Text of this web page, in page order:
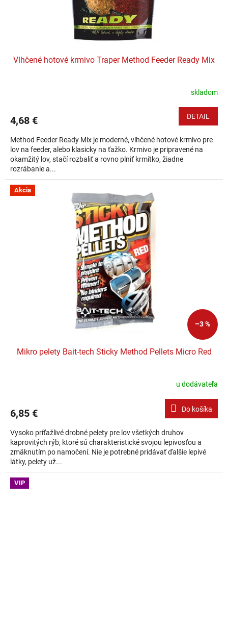
Vlhčené hotové krmivo Traper Method Feeder Ready Mix
skladom
4,68 € DETAIL
Method Feeder Ready Mix je moderné, vlhčené hotové krmivo pre
lov na feeder, alebo klasicky na ťažko. Krmivo je pripravené na
okamžitý lov, stačí rozbaliť a rovno plniť krmítko, žiadne
rozrábanie a...
Akcia
–3 %
Mikro pelety Bait-tech Sticky Method Pellets Micro Red
u dodávateľa
6,85 € Do košíka
Vysoko príťažlivé drobné pelety pre lov všetkých druhov
kaprovitých rýb, ktoré sú charakteristické svojou lepivosťou a
zmäknutím po namočení. Nie je potrebné pridávať ďalšie lepivé
látky, pelety už...
VIP